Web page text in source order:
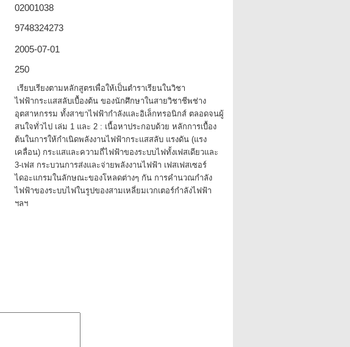
02001038
9748324273
2005-07-01
250
เรียบเรียงตามหลักสูตรเพื่อให้เป็นตำราเรียนในวิชา
ไฟฟ้ากระแสสลับเบื้องต้น ของนักศึกษาในสายวิชาชีพช่าง
อุตสาหกรรม ทั้งสาขาไฟฟ้ากำลังและอิเล็กทรอนิกส์ ตลอดจนผู้
สนใจทั่วไป เล่ม 1 และ 2 : เนื้อหาประกอบด้วย หลักการเบื้อง
ต้นในการให้กำเนิดพลังงานไฟฟ้ากระแสสลับ แรงดัน (แรง
เคลื่อน) กระแสและความถี่ไฟฟ้าของระบบไฟทั้งเฟสเดียวและ
3-เฟส กระบวนการส่งและจ่ายพลังงานไฟฟ้า เฟสเฟสเซอร์
ไดอะแกรมในลักษณะของโหลดต่างๆ กัน การคำนวณกำลัง
ไฟฟ้าของระบบไฟในรูปของสามเหลี่ยมเวกเตอร์กำลังไฟฟ้า
ฯลฯ